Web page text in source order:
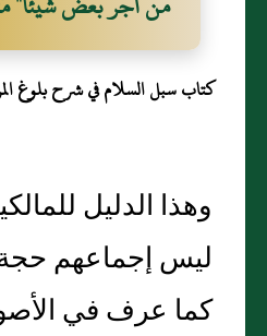
كتاب سبل السلام في شرح بلوغ
وهذا الدليل
ليس إجماعهم
كما عرف في